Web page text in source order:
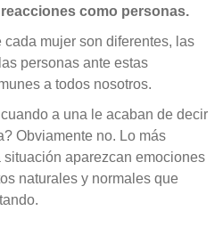
como personas.
mujer son diferentes, las
personas ante estas
a todos nosotros.
a una le acaban de decir
Obviamente no. Lo más
aparezcan emociones
naturales y normales que